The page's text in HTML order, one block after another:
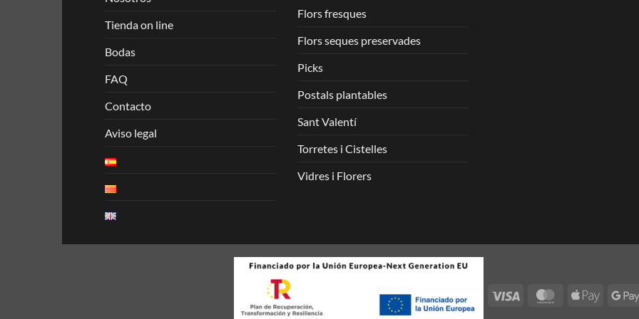
Tienda on line
Bodas
FAQ
Contacto
Aviso legal
Flors fresques
Flors seques preservades
Picks
Postals plantables
Sant Valentí
Torretes i Cistelles
Vidres i Florers
Visa MasterCardApple